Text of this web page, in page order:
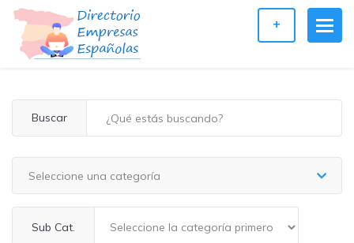
+
Buscar
Seleccione una categoría
Sub Cat.